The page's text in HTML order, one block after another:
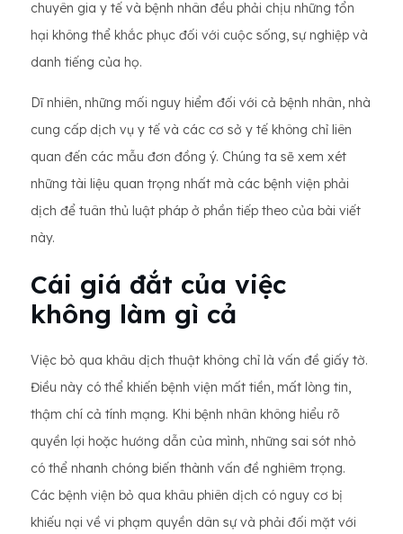
chuyên gia y tế và bệnh nhân đều phải chịu những tổn
hại không thể khắc phục đối với cuộc sống, sự nghiệp và
danh tiếng của họ.
Dĩ nhiên, những mối nguy hiểm đối với cả bệnh nhân, nhà
cung cấp dịch vụ y tế và các cơ sở y tế không chỉ liên
quan đến các mẫu đơn đồng ý. Chúng ta sẽ xem xét
những tài liệu quan trọng nhất mà các bệnh viện phải
dịch để tuân thủ luật pháp ở phần tiếp theo của bài viết
này.
Cái giá đắt của việc
không làm gì cả
Việc bỏ qua khâu dịch thuật không chỉ là vấn đề giấy tờ.
Điều này có thể khiến bệnh viện mất tiền, mất lòng tin,
thậm chí cả tính mạng. Khi bệnh nhân không hiểu rõ
quyền lợi hoặc hướng dẫn của mình, những sai sót nhỏ
có thể nhanh chóng biến thành vấn đề nghiêm trọng.
Các bệnh viện bỏ qua khâu phiên dịch có nguy cơ bị
khiếu nại về vi phạm quyền dân sự và phải đối mặt với